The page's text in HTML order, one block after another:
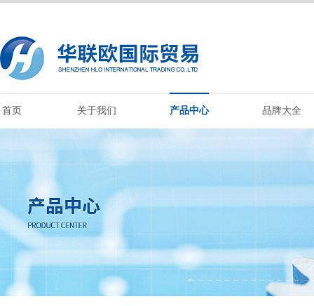
首页 关于我们 产品中心 品牌大全